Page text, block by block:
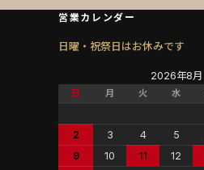
営業カレンダー
日曜・祝祭日はお休みです
2026年8月
日 月 火 水
2
3 4 5
9
10 11 12